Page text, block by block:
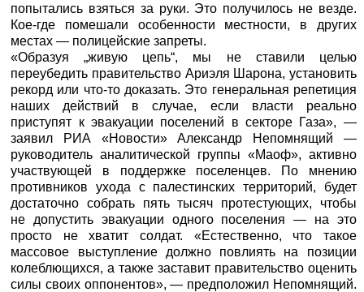
попытались взяться за руки. Это получилось не везде.
Кое-где помешали особенности местности, в других
местах — полицейские запреты.
«Образуя „живую цепь“, мы не ставили целью
переубедить правительство Ариэля Шарона, установить
рекорд или что-то доказать. Это генеральная репетиция
наших действий в случае, если власти реально
приступят к эвакуации поселений в секторе Газа», —
заявил
РИА «Новости»Александр Непомнящий —
руководитель аналитической группы «Маоф», активно
участвующей в поддержке поселенцев. По мнению
противников ухода с палестинских территорий, будет
достаточно собрать пять тысяч протестующих, чтобы
не допустить эвакуации одного поселения — на это
просто не хватит солдат. «Естественно, что такое
массовое выступление должно повлиять на позиции
колеблющихся, а также заставит правительство оценить
силы своих оппонентов», — предположил Непомнящий.